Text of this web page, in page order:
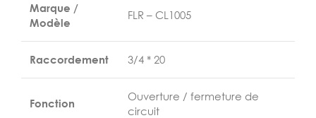
Marque /
Modèle
FLR – CL1005
Raccordement 3/4 * 20
Fonction
Ouverture / fermeture de
circuit